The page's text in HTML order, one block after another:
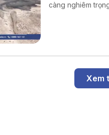
càng nghiêm
Xem